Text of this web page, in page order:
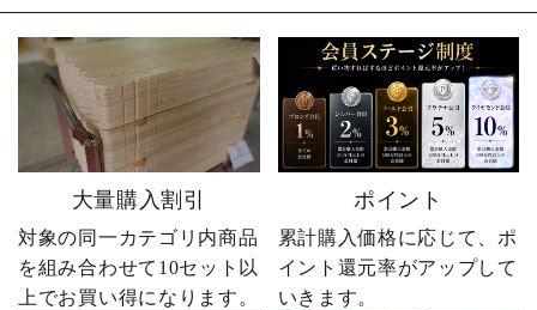
大量購入割引
対象の同一カテゴリ内商品
を組み合わせて10セット以
上でお買い得になります。
ポイント
累計購入価格に応じて、ポ
イント還元率がアップして
いきます。